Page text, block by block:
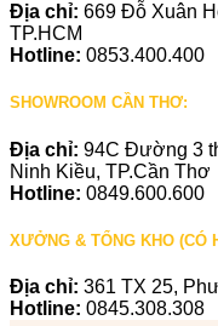
Địa chỉ: 669 Đỗ Xuân
TP.HCM
Hotline: 0853.400.400
SHOWROOM CẦN THƠ:
Địa chỉ: 94C Đường 3
Ninh Kiều, TP.Cần Thơ
Hotline: 0849.600.600
XƯỞNG & TỔNG KHO (CÓ
Địa chỉ: 361 TX 25,
Hotline: 0845.308.308